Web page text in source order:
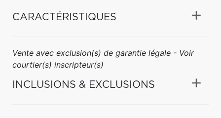
CARACTÉRISTIQUES
Vente avec exclusion(s) de garantie légale - Voir
courtier(s) inscripteur(s)
INCLUSIONS & EXCLUSIONS